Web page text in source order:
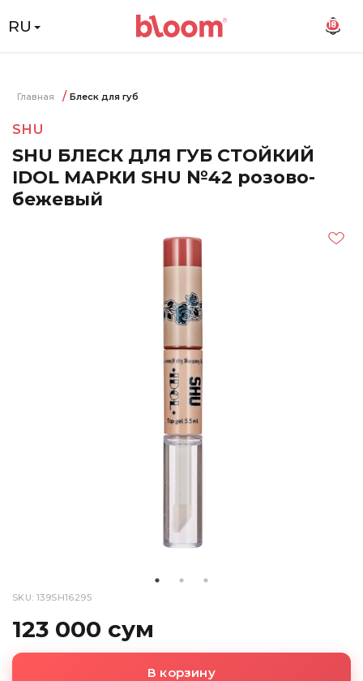
RU 18
Главная Блеск для губ
SHU
SHU БЛЕСК ДЛЯ ГУБ СТОЙКИЙ
IDOL МАРКИ SHU №42 розово-
бежевый
SKU: 139SH16295
123 000 сум
В корзину